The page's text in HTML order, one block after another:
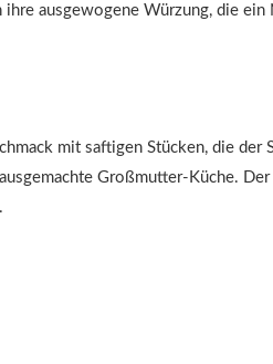
ausgewogene Würzung, die
mit saftigen Stücken, die
Großmutter-Küche.